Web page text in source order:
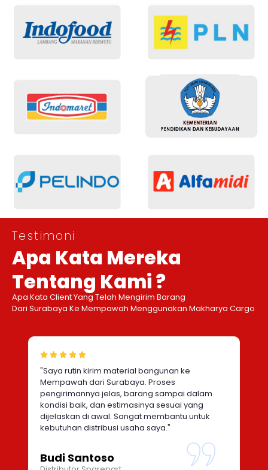
Testimoni
Apa Kata Mereka
Tentang Kami ?
Apa Kata Client Yang Telah Mengirim Barang
Dari Surabaya Ke Mempawah Menggunakan Makharya Cargo
"Saya rutin kirim material bangunan ke
Mempawah dari Surabaya. Proses
pengirimannya jelas, barang sampai dalam
kondisi baik, dan estimasinya sesuai yang
dijelaskan di awal. Sangat membantu untuk
kebutuhan distribusi usaha saya."
Budi Santoso